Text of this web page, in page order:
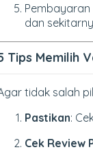
Pembayaran
dan
Tips Memilih
tidak salah
Pastikan:
Cek Review